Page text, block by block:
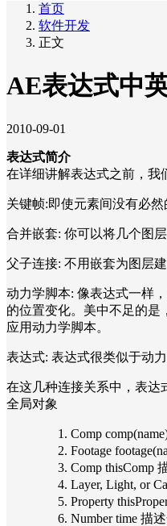
首页
软件开发
正文
AE表达式中
2010-09-01
表达式简介
在详细讲解表达式之前，我
关键帧:即使元素间没有必
合并嵌套: 你可以将几个图
父子连接: 不用嵌套为图层
动力学脚本: 像表达式一样
的位置变化。美中不足的
应用动力学脚本。
表达式: 表达式很类似于动
在这几种连接关系中，表达
全局对象
Comp
Footage
Comp thisComp
Layer, Light, or
Property
Number time 描